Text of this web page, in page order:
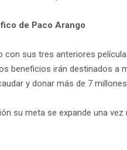
de Paco Arango
con sus tres anteriores
beneficios irán destinados a
y donar más de 7
su meta se expande una